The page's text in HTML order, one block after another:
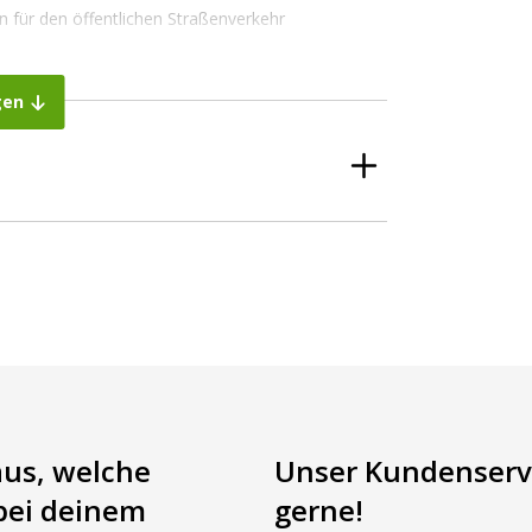
für den öffentlichen Straßenverkehr
welche
deinem
Unser
gerne!